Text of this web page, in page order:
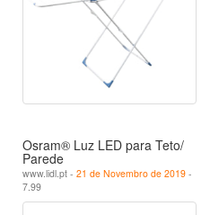
Osram® Luz LED para Teto/
Parede
www.lidl.pt - 21 de Novembro de 2019 -
7.99